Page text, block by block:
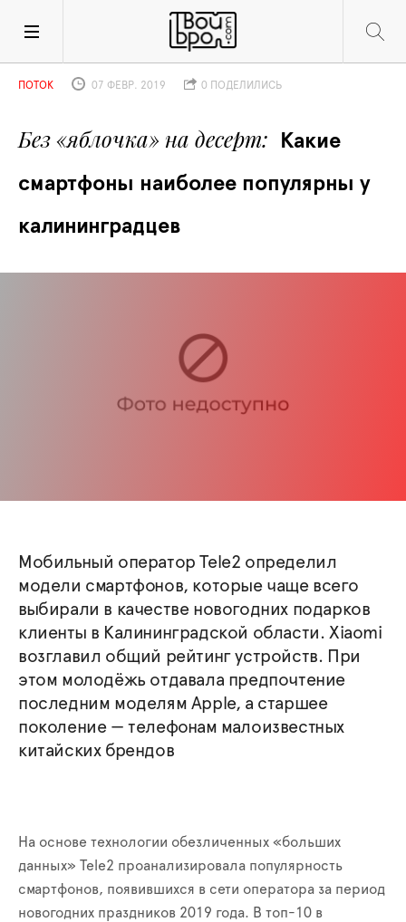
Без «яблочка» на десерт
Какие
смартфоны наиболее популярны у
калининградцев
ПОТОК 07 ФЕВР. 2019 0 ПОДЕЛИЛИСЬ
Мобильный оператор Tele2 определил
модели смартфонов, которые чаще всего
выбирали в качестве новогодних подарков
клиенты в Калининградской области. Xiaomi
возглавил общий рейтинг устройств. При
этом молодёжь отдавала предпочтение
последним моделям Apple, а старшее
поколение — телефонам малоизвестных
китайских брендов
На основе технологии обезличенных «больших
данных» Tele2 проанализировала популярность
смартфонов, появившихся в сети оператора за период
новогодних праздников 2019 года. В топ-10 в